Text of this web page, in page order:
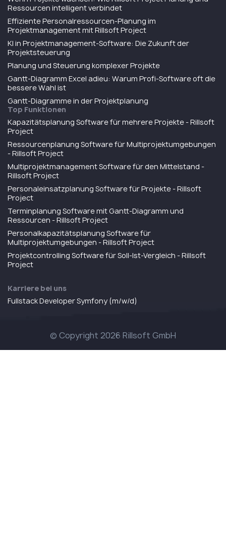
Ressourcen intelligent verbindet
Effiziente Personalressourcen-Planung im
Projektmanagement mit Rillsoft Project
KI in Projektmanagement-Software: Die Zukunft der
Projektsteuerung
Planung und Steuerung komplexer Projekte
Gantt-Diagramm Excel adieu: Warum Profi-Software oft die
bessere Wahl ist
Gantt-Diagramme in der Projektplanung
Top Funktionen
Kapazitätsplanung Software für mehrere Projekte - Rillsoft
Project
Ressourcenplanung Software für Multiprojektumgebungen
- Rillsoft Project
Multiprojektmanagement Software für den Mittelstand -
Rillsoft Project
Personaleinsatzplanung Software für Projekte - Rillsoft
Project
Terminplanung Software mit Gantt-Diagramm und
Ressourcen - Rillsoft Project
Personalkapazitätsplanung Software für
Multiprojektumgebungen - Rillsoft Project
Projektcontrolling Software für Soll-Ist-Vergleich - Rillsoft
Project
Karriere bei uns
Fullstack Developer Symfony (m/w/d)
© Copyright 2026 Rillsoft GmbH